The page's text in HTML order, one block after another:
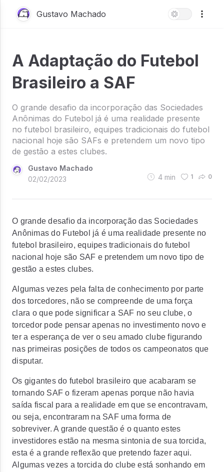
Gustavo Machado
A Adaptação do Futebol
Brasileiro a SAF
O grande desafio da incorporação das Sociedades
Anônimas do Futebol já é uma realidade presente
no futebol brasileiro, equipes tradicionais do futebol
nacional hoje são SAFs e pretendem um novo tipo
de gestão a estes clubes.
Gustavo Machado
02/02/2023
4 min 1 0
O grande desafio da incorporação das Sociedades
Anônimas do Futebol já é uma realidade presente no
futebol brasileiro, equipes tradicionais do futebol
nacional hoje são SAF e pretendem um novo tipo de
gestão a estes clubes.
Algumas vezes pela falta de conhecimento por parte
dos torcedores, não se compreende de uma força
clara o que pode significar a SAF no seu clube, o
torcedor pode pensar apenas no investimento novo e
ter a esperança de ver o seu amado clube figurando
nas primeiras posições de todos os campeonatos que
disputar.
Os gigantes do futebol brasileiro que acabaram se
tornando SAF o fizeram apenas porque não havia
saída fiscal para a realidade em que se encontravam,
ou seja, encontraram na SAF uma forma de
sobreviver. A grande questão é o quanto estes
investidores estão na mesma sintonia de sua torcida,
esta é a grande reflexão que pretendo fazer aqui.
Algumas vezes a torcida do clube está sonhando em